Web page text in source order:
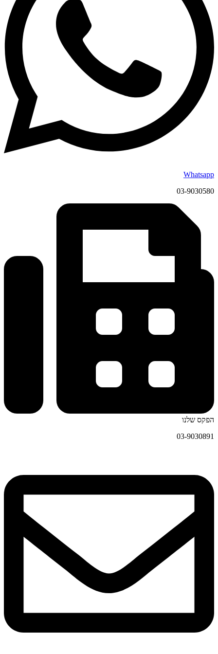
משום שהוא זקוק בדחיפות למעות. ועדיין צל"ע בכל זה. ועי" בד"א
(בביאה"ל הנ"ל) שכתב, ששמע משמו של החזו"א שאין להוזיל יותר
משליש דמיו. ומש"כ שאפשר לחפש
עני שהשעה דחוקה לו, כ"כ בחזו"א בספרו שם לגבי כהן, וה"ה עני.
והנה
לפי"ז, צא וחשב שמשפחה ממוצעת אינה צורכת בכל שנת המעשר עני
לק"ג, ואם תכפיל ב –90 ק"ג ס"ה: 162 ₪. ובחישוב של שליש דמיו יוצא
בס"ה: 54 ₪. ועל כן בסיכום עם גזבר עניים שהשעה דחוקה להם סיכמנו
על הסכמתם לקבל 50 ₪ כהלואה. ואמנם משפחה שצורכת יותר מטון
תוצרת, עליה להוסיף בהתאם ע"פ החשבון הנזכר
Whatsapp
03-9030580
הפקס שלנו
03-9030891